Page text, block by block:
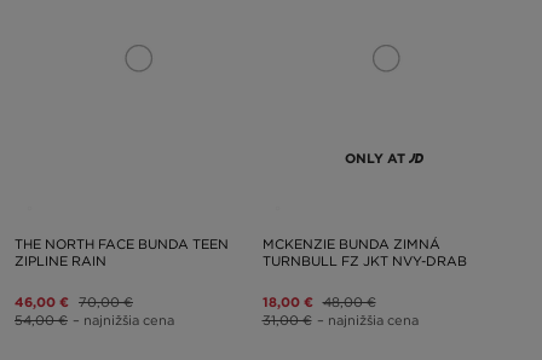
THE NORTH FACE BUNDA TEEN
ZIPLINE RAIN
46,00 € 70,00 €
54,00 € – najnižšia cena
ONLY AT
MCKENZIE BUNDA ZIMNÁ
TURNBULL FZ JKT NVY-DRAB
18,00 € 48,00 €
31,00 € – najnižšia cena